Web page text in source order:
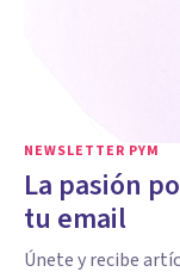
NEWSLETTER PYM
La pasión
tu email
Únete y recibe